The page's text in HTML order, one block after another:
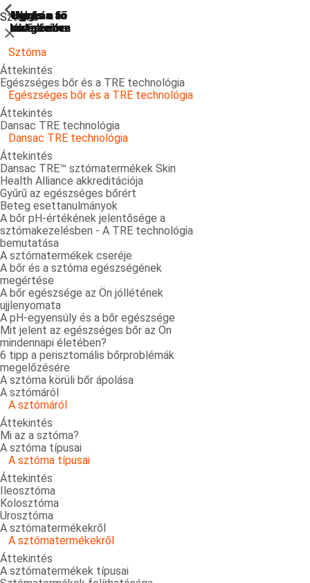
Ugrás a
kereséshez
Ugrás a fő
navigációra
Ugrás a fő
navigációra
Ugrás a fő
tartalomra
Ugrás a
láblécre
Sztóma
ShowPrevious
Bezárás
Sztóma
Áttekintés
Egészséges bőr és a TRE technológia
ShowPrevious
Egészséges bőr és a TRE technológia
Áttekintés
Dansac TRE technológia
ShowPrevious
Dansac TRE technológia
Áttekintés
Dansac TRE™ sztómatermékek Skin
Health Alliance akkreditációja
Gyűrű az egészséges bőrért
Beteg esettanulmányok
A bőr pH-értékének jelentősége a
sztómakezelésben - A TRE technológia
bemutatása
A sztómatermékek cseréje
A bőr és a sztóma egészségének
megértése
A bőr egészsége az Ön jóllétének
ujjlenyomata
A pH-egyensúly és a bőr egészsége
Mit jelent az egészséges bőr az Ön
mindennapi életében?
6 tipp a perisztomális bőrproblémák
megelőzésére
A sztóma körüli bőr ápolása
A sztómáról
ShowPrevious
A sztómáról
Áttekintés
Mi az a sztóma?
A sztóma típusai
ShowPrevious
A sztóma típusai
Áttekintés
Ileosztóma
Kolosztóma
Urosztóma
A sztómatermékekről
ShowPrevious
A sztómatermékekről
Áttekintés
A sztómatermékek típusai
ShowPrevious
ShowPrevious
ShowPrevious
ShowPrevious
ShowPrevious
ShowPrevious
ShowPrevious
ShowPrevious
ShowPrevious
ShowPrevious
ShowPrevious
ShowPrevious
ShowPrevious
ShowPrevious
ShowPrevious